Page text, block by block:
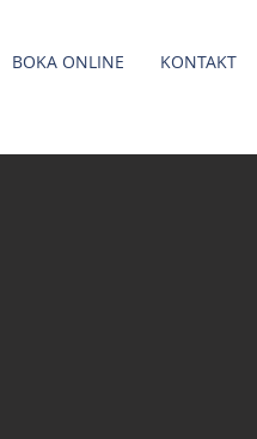
BOKA ONLINE KONTAKT